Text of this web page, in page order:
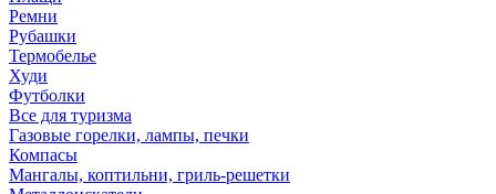
Ремни
Рубашки
Термобелье
Худи
Футболки
Все для туризма
Газовые горелки, лампы, печки
Компасы
Мангалы, коптильни, гриль-решетки